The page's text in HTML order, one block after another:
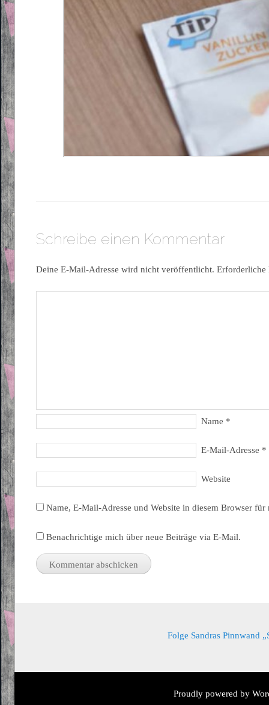
Schreibe einen Kommentar
Deine E-Mail-Adresse wird nicht veröffentlicht.
Name *
E-Mail-Adresse *
Website
Name, E-Mail-Adresse und Website in diesem Browser
Benachrichtige mich über neue Beiträge via E-Mail.
Folge Sandras Pinnwand
Proudly powered by